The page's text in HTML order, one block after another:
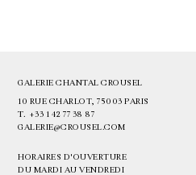
GALERIE CHANTAL CROUSEL
10 RUE CHARLOT, 75003 PARIS
T. +33 1 42 77 38 87
GALERIE@CROUSEL.COM
HORAIRES D'OUVERTURE
DU MARDI AU VENDREDI